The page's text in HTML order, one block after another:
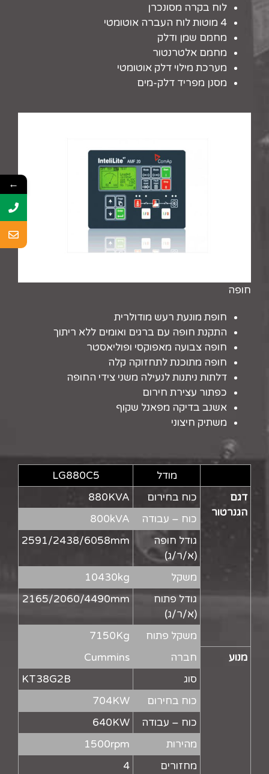
לוח בקרה מסונכרן
4 מוטות לוח העברה אוטומטי
מחמם שמן ודלק
מחמם אלטרנטור
מערכת מילוי דלק אוטומטי
מסנן מפריד דלק-מים
חופה
חופת מונעת רעש מודולרית
התקנת חופה עם ברגים ואומים ללא ריתוך
חופה צבועה מאפוקסי ופוליאסטר
חופה מתוכנת לתחזוקה קלה
דלתות ניתנות לנעילה משני צידי החופה
כפתור עצירת חירום
אשנב בדיקה מפאנל שקוף
משתיק חיצוני
מודל
LG880C5
דגם
הגנרטור
כוח בחירום
880KVA
כוח – עבודה
800kVA
גודל חופה
(א/ר/ג)
2591/2438/6058mm
משקל
10430kg
גודל פתוח
(א/ר/ג)
2165/2060/4490mm
משקל פתוח
7150Kg
מנוע
חברה
Cummins
סוג
KT38G2B
כוח בחירום
704KW
כוח – עבודה
640KW
מהירות
1500rpm
מחזורים
4
←